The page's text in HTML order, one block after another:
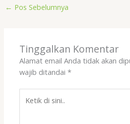
← Pos Sebelumnya
Tinggalkan Komentar
Alamat email Anda tidak akan
wajib ditandai*